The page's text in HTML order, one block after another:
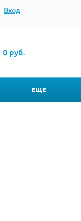
Вход
0 руб.
ЕЩЕ